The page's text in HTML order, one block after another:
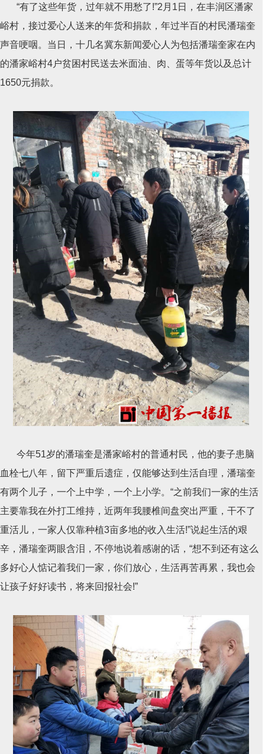
“有了这些年货，过年就不用愁了!”2月1日，在丰润区潘家
峪村，接过爱心人送来的年货和捐款，年过半百的村民潘瑞奎
声音哽咽。当日，十几名冀东新闻爱心人为包括潘瑞奎家在内
的潘家峪村4户贫困村民送去米面油、肉、蛋等年货以及总计
1650元捐款。
今年51岁的潘瑞奎是潘家峪村的普通村民，他的妻子患脑
血栓七八年，留下严重后遗症，仅能够达到生活自理，潘瑞奎
有两个儿子，一个上中学，一个上小学。“之前我们一家的生活
主要靠我在外打工维持，近两年我腰椎间盘突出严重，干不了
重活儿，一家人仅靠种植3亩多地的收入生活!”说起生活的艰
辛，潘瑞奎两眼含泪，不停地说着感谢的话，“想不到还有这么
多好心人惦记着我们一家，你们放心，生活再苦再累，我也会
让孩子好好读书，将来回报社会!”